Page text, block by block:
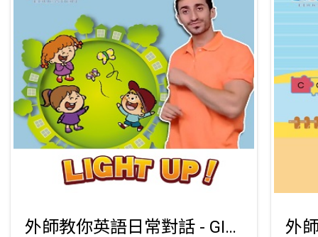
外師教你英語日常對話 - GISCOO數位學習平台